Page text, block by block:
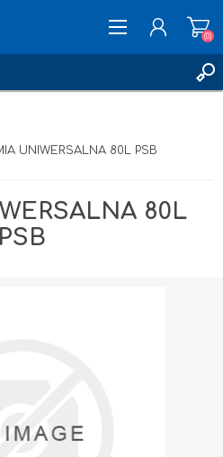
(0)
UNIWERSALNA 80L PSB
80L
PSB